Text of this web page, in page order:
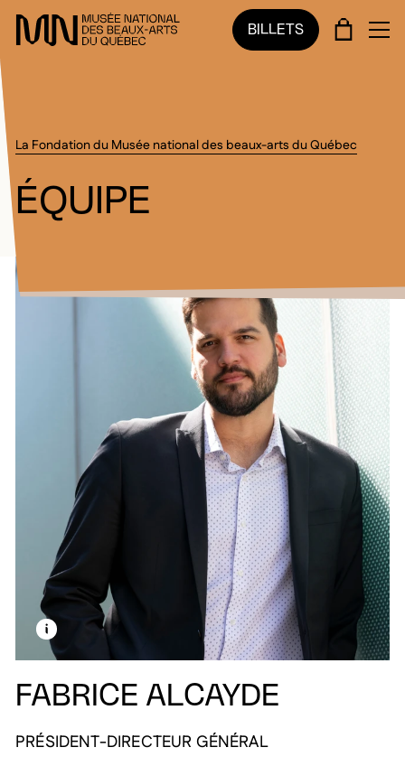
Sauter au menu principal
Sauter au contenu principal
Sauter au pied de page
BILLETS PANIER
La Fondation du Musée national des beaux-arts du Québec
ÉQUIPE
FABRICE ALCAYDE
PRÉSIDENT-DIRECTEUR GÉNÉRAL
EN SAVOIR PLUS SUR CETTE IMAGE
OUVRIR LA MODALE